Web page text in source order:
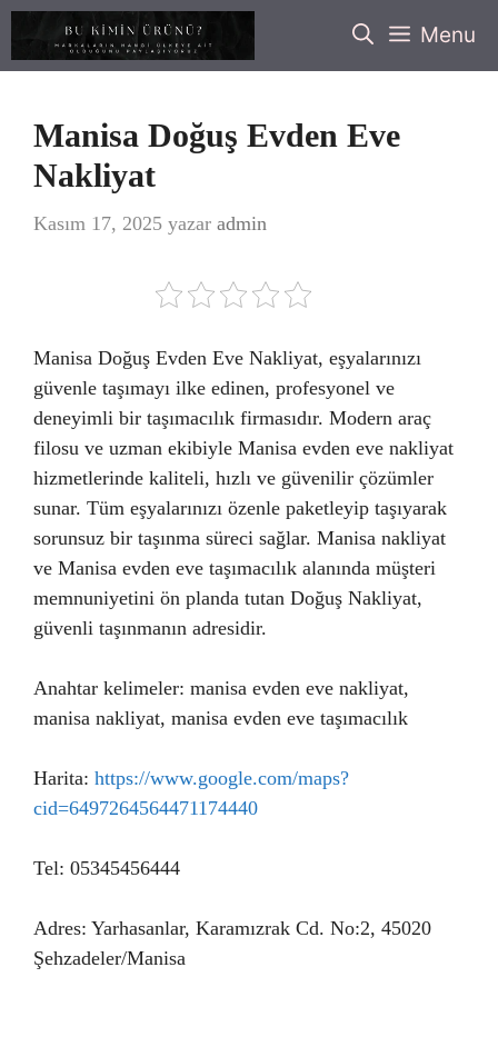
İçeriğe
Menu
Manisa Doğuş Evden Eve
Nakliyat
Kasım 17, 2025 yazar admin
Manisa Doğuş Evden Eve Nakliyat, eşyalarınızı
güvenle taşımayı ilke edinen, profesyonel ve
deneyimli bir taşımacılık firmasıdır. Modern araç
filosu ve uzman ekibiyle Manisa evden eve nakliyat
hizmetlerinde kaliteli, hızlı ve güvenilir çözümler
sunar. Tüm eşyalarınızı özenle paketleyip taşıyarak
sorunsuz bir taşınma süreci sağlar. Manisa nakliyat
ve Manisa evden eve taşımacılık alanında müşteri
memnuniyetini ön planda tutan Doğuş Nakliyat,
güvenli taşınmanın adresidir.
Anahtar kelimeler: manisa evden eve nakliyat,
manisa nakliyat, manisa evden eve taşımacılık
Harita: https://www.google.com/maps?
cid=6497264564471174440
Tel: 05345456444
Adres: Yarhasanlar, Karamızrak Cd. No:2, 45020
Şehzadeler/Manisa